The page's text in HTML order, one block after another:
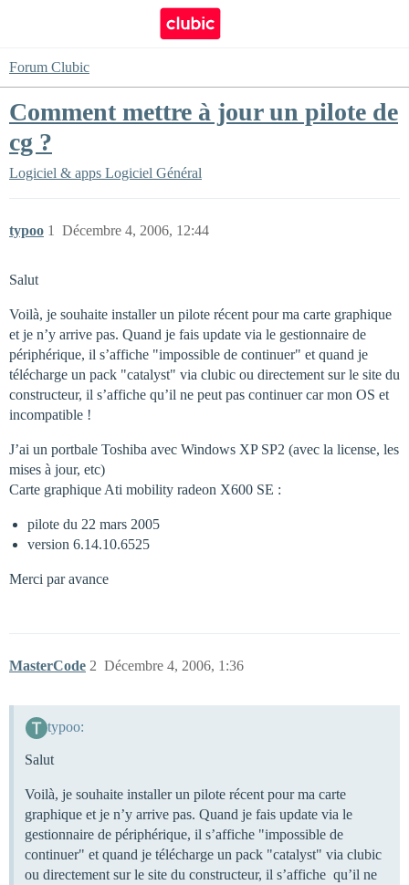
Forum Clubic
Comment mettre à jour un pilote de
cg ?
Logiciel & apps Logiciel Général
typoo Décembre 4, 2006, 12:44
1
Salut
Voilà, je souhaite installer un pilote récent pour ma carte graphique
et je n’y arrive pas. Quand je fais update via le gestionnaire de
périphérique, il s’affiche "impossible de continuer" et quand je
télécharge un pack "catalyst" via clubic ou directement sur le site du
constructeur, il s’affiche qu’il ne peut pas continuer car mon OS et
incompatible !
J’ai un portbale Toshiba avec Windows XP SP2 (avec la license, les
mises à jour, etc)
Carte graphique Ati mobility radeon X600 SE :
pilote du 22 mars 2005
version 6.14.10.6525
Merci par avance
MasterCode Décembre 4, 2006, 1:36
2
typoo:
Salut
Voilà, je souhaite installer un pilote récent pour ma carte
graphique et je n’y arrive pas. Quand je fais update via le
gestionnaire de périphérique, il s’affiche "impossible de
continuer" et quand je télécharge un pack "catalyst" via clubic
ou directement sur le site du constructeur, il s’affiche qu’il ne